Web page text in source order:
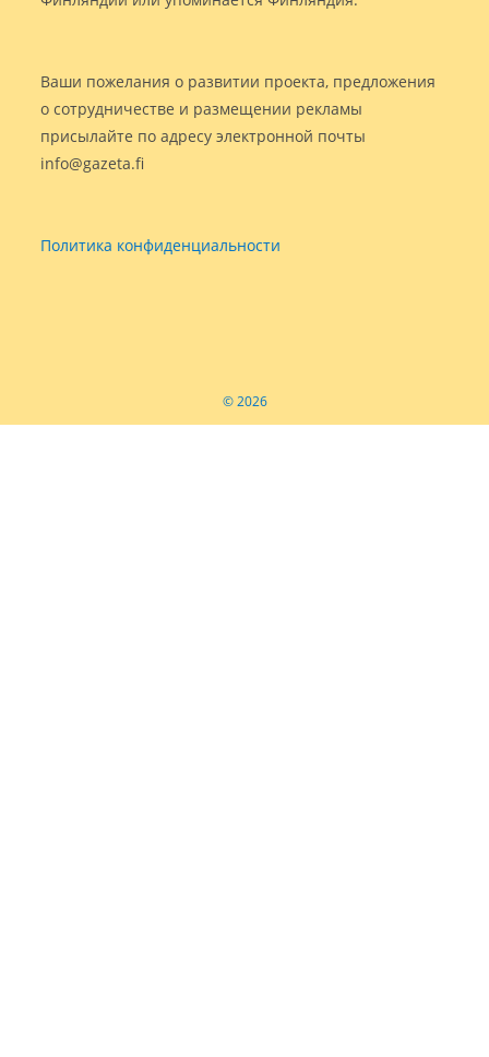
Ваши пожелания о развитии проекта, предложения
о сотрудничестве и размещении рекламы
присылайте по адресу электронной почты
info@gazeta.fi
Политика конфиденциальности
© 2026